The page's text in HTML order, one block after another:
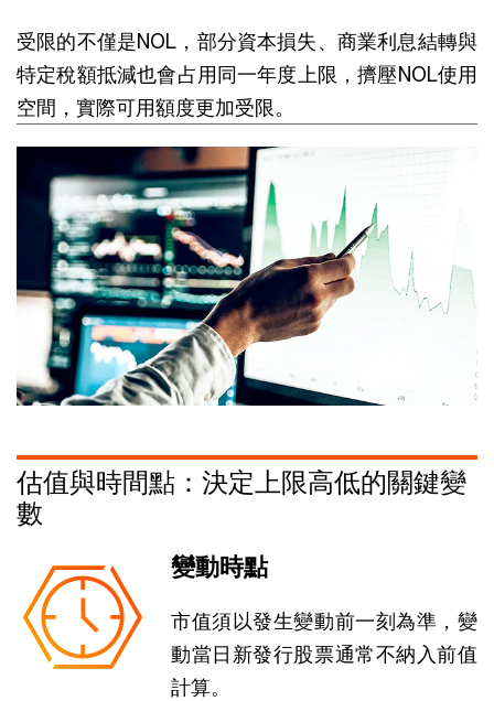
受限的不僅是NOL，部分資本損失、商業利息結轉與
特定稅額抵減也會占用同一年度上限，擠壓NOL使用
空間，實際可用額度更加受限。
估值與時間點：決定上限高低的關鍵變
數
變動時點
市值須以發生變動前一刻為準，變
動當日新發行股票通常不納入前值
計算。